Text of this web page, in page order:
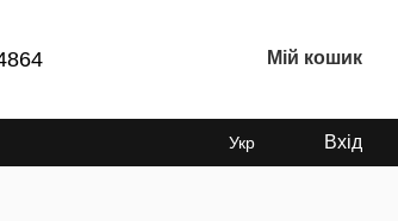
Мій кошик
Укр Вхід